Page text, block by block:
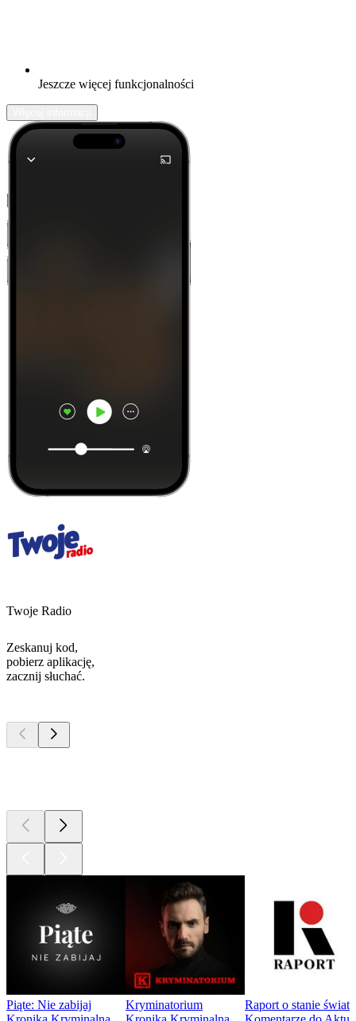
Jeszcze więcej funkcjonalności
Twoje Radio
Zeskanuj kod,
pobierz aplikację,
zacznij słuchać.
Piąte: Nie zabijaj
Kryminatorium
Raport o stanie